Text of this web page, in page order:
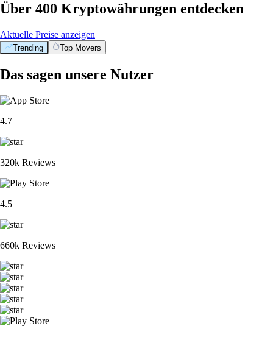
Über 400 Kryptowährungen entdecken
Aktuelle Preise anzeigen
Trending Top Movers
Das sagen unsere Nutzer
4.7
320k Reviews
4.5
660k Reviews